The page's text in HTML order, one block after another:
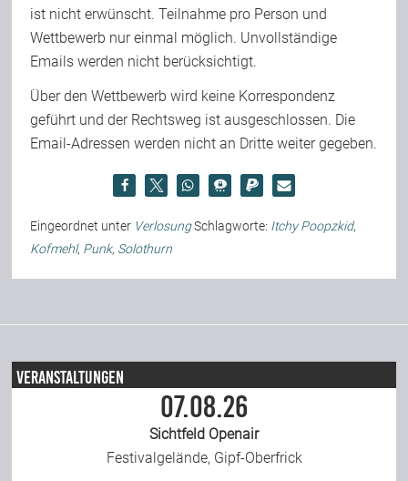
ist nicht erwünscht. Teilnahme pro Person und
Wettbewerb nur einmal möglich. Unvollständige
Emails werden nicht berücksichtigt.
Über den Wettbewerb wird keine Korrespondenz
geführt und der Rechtsweg ist ausgeschlossen. Die
Email-Adressen werden nicht an Dritte weiter gegeben.
Eingeordnet unter VerlosungSchlagworte: Itchy Poopzkid,
Kofmehl, Punk, Solothurn
Veranstaltungen
07.08.26
Sichtfeld Openair
Festivalgelände, Gipf-Oberfrick